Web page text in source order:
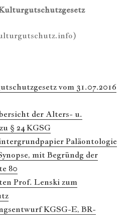
vom 31.07.2016
der Alters- u.
§ 24 KGSG
Paläontologie
mit Begründg der
80
Prof. Lenski zum
KGSG-E, BR-